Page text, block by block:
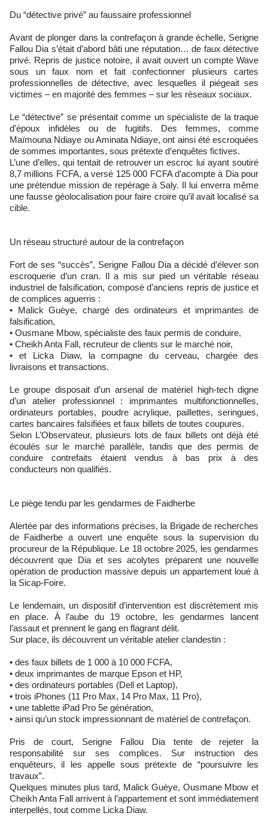
Du “détective privé” au faussaire professionnel
Avant de plonger dans la contrefaçon à grande échelle, Serigne
Fallou Dia s’était d’abord bâti une réputation… de faux détective
privé. Repris de justice notoire, il avait ouvert un compte Wave
sous un faux nom et fait confectionner plusieurs cartes
professionnelles de détective, avec lesquelles il piégeait ses
victimes – en majorité des femmes – sur les réseaux sociaux.
Le “détective” se présentait comme un spécialiste de la traque
d’époux infidèles ou de fugitifs. Des femmes, comme
Maïmouna Ndiaye ou Aminata Ndiaye, ont ainsi été escroquées
de sommes importantes, sous prétexte d’enquêtes fictives.
L’une d’elles, qui tentait de retrouver un escroc lui ayant soutiré
8,7 millions FCFA, a versé 125 000 FCFA d’acompte à Dia pour
une prétendue mission de repérage à Saly. Il lui enverra même
une fausse géolocalisation pour faire croire qu’il avait localisé sa
cible.
Un réseau structuré autour de la contrefaçon
Fort de ses “succès”, Serigne Fallou Dia a décidé d’élever son
escroquerie d’un cran. Il a mis sur pied un véritable réseau
industriel de falsification, composé d’anciens repris de justice et
de complices aguerris :
• Malick Guèye, chargé des ordinateurs et imprimantes de
falsification,
• Ousmane Mbow, spécialiste des faux permis de conduire,
• Cheikh Anta Fall, recruteur de clients sur le marché noir,
• et Licka Diaw, la compagne du cerveau, chargée des
livraisons et transactions.
Le groupe disposait d’un arsenal de matériel high-tech digne
d’un atelier professionnel : imprimantes multifonctionnelles,
ordinateurs portables, poudre acrylique, paillettes, seringues,
cartes bancaires falsifiées et faux billets de toutes coupures.
Selon L’Observateur, plusieurs lots de faux billets ont déjà été
écoulés sur le marché parallèle, tandis que des permis de
conduire contrefaits étaient vendus à bas prix à des
conducteurs non qualifiés.
Le piège tendu par les gendarmes de Faidherbe
Alertée par des informations précises, la Brigade de recherches
de Faidherbe a ouvert une enquête sous la supervision du
procureur de la République. Le 18 octobre 2025, les gendarmes
découvrent que Dia et ses acolytes préparent une nouvelle
opération de production massive depuis un appartement loué à
la Sicap-Foire.
Le lendemain, un dispositif d’intervention est discrètement mis
en place. À l’aube du 19 octobre, les gendarmes lancent
l’assaut et prennent le gang en flagrant délit.
Sur place, ils découvrent un véritable atelier clandestin :
• des faux billets de 1 000 à 10 000 FCFA,
• deux imprimantes de marque Epson et HP,
• des ordinateurs portables (Dell et Laptop),
• trois iPhones (11 Pro Max, 14 Pro Max, 11 Pro),
• une tablette iPad Pro 5e génération,
• ainsi qu’un stock impressionnant de matériel de contrefaçon.
Pris de court, Serigne Fallou Dia tente de rejeter la
responsabilité sur ses complices. Sur instruction des
enquêteurs, il les appelle sous prétexte de “poursuivre les
travaux”.
Quelques minutes plus tard, Malick Guèye, Ousmane Mbow et
Cheikh Anta Fall arrivent à l’appartement et sont immédiatement
interpellés, tout comme Licka Diaw.